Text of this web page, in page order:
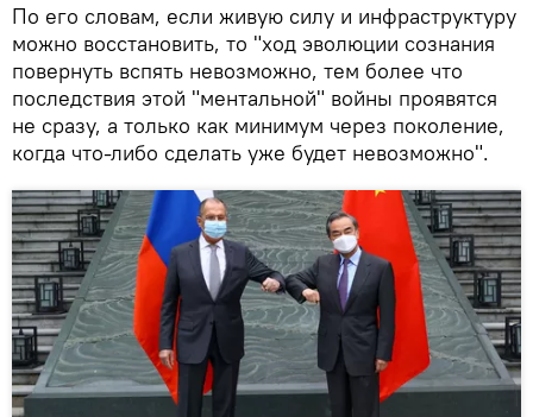
По его словам, если живую силу и инфраструктуру
можно восстановить, то "ход эволюции сознания
повернуть вспять невозможно, тем более что
последствия этой "ментальной" войны проявятся
не сразу, а только как минимум через поколение,
когда что-либо сделать уже будет невозможно".